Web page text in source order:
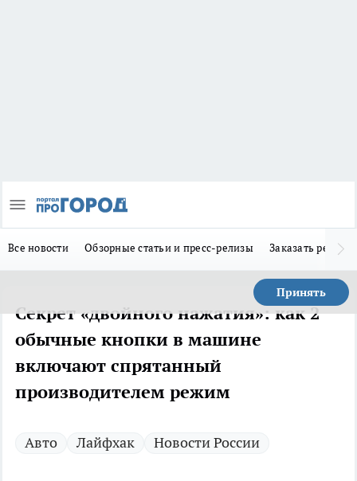
Все новости Обзорные статьи и пресс-релизы Заказать
Принять
Секрет «двойного нажатия»: как 2
обычные кнопки в машине
включают спрятанный
производителем режим
Авто Лайфхак Новости России